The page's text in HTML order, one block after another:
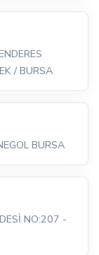
/ BURSA
BURSA
NO:207 -